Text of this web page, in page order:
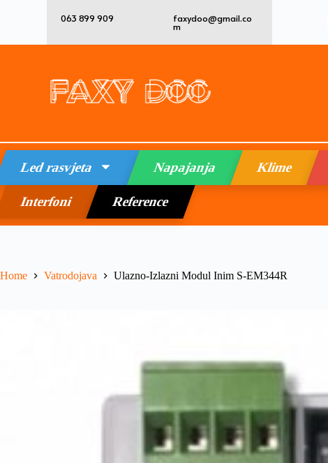
063 899 909 faxydoo@gmail.co
m
Led rasvjeta Napajanja Klime
Interfoni Reference
Home Vatrodojava Ulazno-Izlazni Modul Inim S-EM344R